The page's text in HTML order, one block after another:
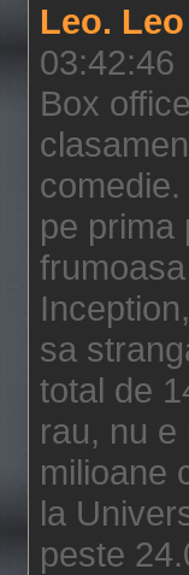
Leo.
03:42:46
Box
pe prima
sa
total de
rau, nu
milioane
la
peste